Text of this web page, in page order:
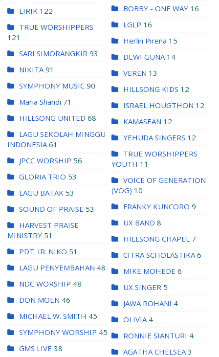
LIRIK 122
TRUE WORSHIPPERS
121
SARI SIMORANGKIR 93
NIKITA 91
SYMPHONY MUSIC 90
Maria Shandi 71
HILLSONG UNITED 68
LAGU SEKOLAH MINGGU
INDONESIA 61
JPCC WORSHIP 56
GLORIA TRIO 53
LAGU BATAK 53
SOUND OF PRAISE 53
HARVEST PRAISE
MINISTRY 51
PDT. IR. NIKO 51
LAGU PENYEMBAHAN 48
NDC WORSHIP 48
DON MOEN 46
MICHAEL W. SMITH 45
SYMPHONY WORSHIP 45
GMS LIVE 38
BOBBY - ONE WAY 16
LGLP 16
Herlin Pirena 15
DEWI GUNA 14
VEREN 13
HILLSONG KIDS 12
ISRAEL HOUGTHON 12
KAMASEAN 12
YEHUDA SINGERS 12
TRUE WORSHIPPERS
YOUTH 11
VOICE OF GENERATION
(VOG) 10
FRANKY KUNCORO 9
UX BAND 8
HILLSONG CHAPEL 7
CITRA SCHOLASTIKA 6
MIKE MOHEDE 6
UX SINGER 5
JAWA ROHANI 4
OLIVIA 4
RONNIE SIANTURI 4
AGATHA CHELSEA 3